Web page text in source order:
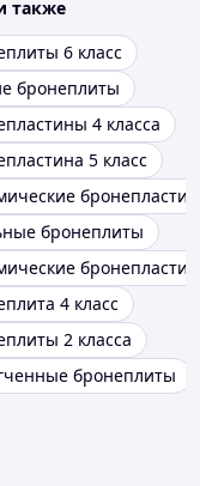
также
6 класс
бронеплиты
4 класса
5 класс
бронеплиты
4 класс
2 класса
бронеплиты